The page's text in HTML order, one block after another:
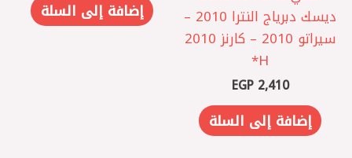
ديسك دبرياج النترا 2010 –
سيراتو 2010 – كارنز 2010
EGP2,410
إضافة إلى السلة
إضافة إلى السلة